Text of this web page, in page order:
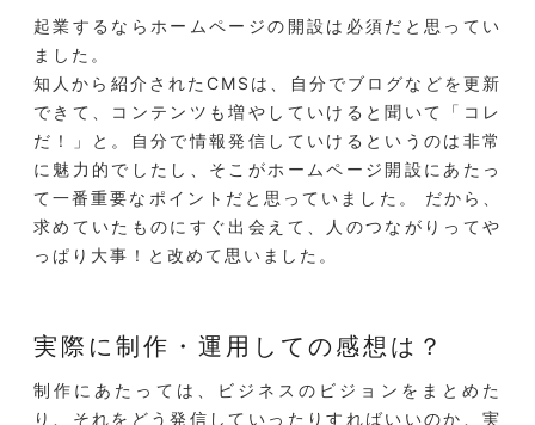
起業するならホームページの開設は必須だと思ってい
ました。
知人から紹介されたCMSは、自分でブログなどを更新
できて、コンテンツも増やしていけると聞いて「コレ
だ！」と。自分で情報発信していけるというのは非常
に魅力的でしたし、そこがホームページ開設にあたっ
て一番重要なポイントだと思っていました。 だから、
求めていたものにすぐ出会えて、人のつながりってや
っぱり大事！と改めて思いました。
実際に制作・運用しての感想は？
制作にあたっては、ビジネスのビジョンをまとめた
り、それをどう発信していったりすればいいのか、実